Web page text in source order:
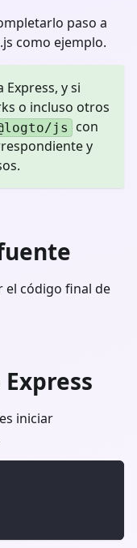
paso a
como ejemplo.
y si
o incluso otros
js
con
y
el código final de
iniciar